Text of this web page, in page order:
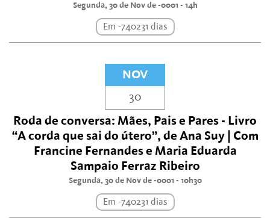
Segunda, 30 de Nov de -0001 - 14h
Em -740231 dias
NOV
30
Roda de conversa: Mães, Pais e Pares - Livro
“A corda que sai do útero”, de Ana Suy | Com
Francine Fernandes e Maria Eduarda
Sampaio Ferraz Ribeiro
Segunda, 30 de Nov de -0001 - 10h30
Em -740231 dias